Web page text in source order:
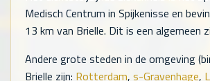
Medisch Centrum in Spijkenisse en
13 km van Brielle. Dit is een algemeen
Andere grote steden in de omgeving
Brielle zijn: Rotterdam, s-Gravenhage,